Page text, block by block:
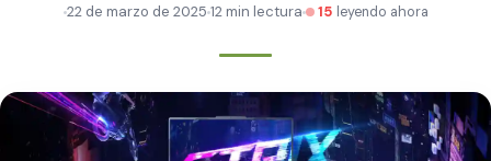
22 de marzo de 2025 12 min lectura 15 leyendo ahora